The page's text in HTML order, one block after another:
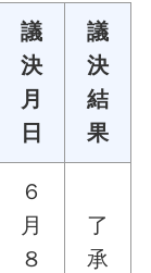
議
決
月
日
議
決
結
果
６
月
８
了
承